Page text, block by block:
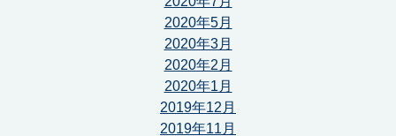
2020年5月
2020年3月
2020年2月
2020年1月
2019年12月
2019年11月